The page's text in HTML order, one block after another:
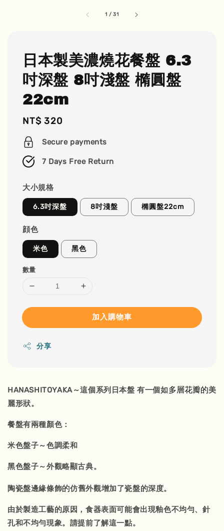
1 /31
日本製美濃燒花餐盤 6.3
吋深盤 8吋淺盤 橢圓盤
22cm
Regular
price
NT$ 320
Secure payments
7 Days Free Return
大小規格
6.3吋深盤 8吋淺盤 橢圓盤22cm
顔色
米色 黑色
數量
加入購物車
分享
HANASHITOYAKA～這個系列日本盤 有一個如多層花瓣的美
麗形狀。
餐盤有兩種顏色：
米色盤子～色調柔和
黑色盤子～外觀略顯古典。
陶瓷盤邊緣條飾的仿舊外觀增加了瓷盤的深度。
由於製造工藝的原因，食器表面可能會出現釉色不均勻、針
孔和不均勻現象。請提前了解這一點。